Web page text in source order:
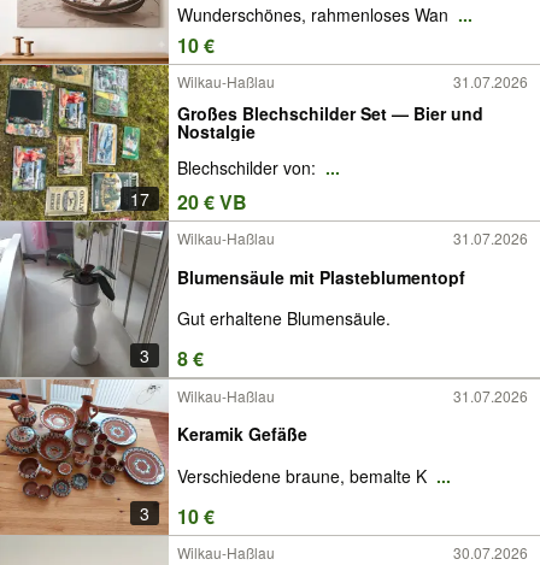
Wunderschönes, rahmenloses Wan ...
10 €
17
Wilkau-Haßlau 31.07.2026
Großes Blechschilder Set — Bier und
Nostalgie
Blechschilder von: ...
20 € VB
3
Wilkau-Haßlau 31.07.2026
Blumensäule mit Plasteblumentopf
Gut erhaltene Blumensäule.
8 €
3
Wilkau-Haßlau 31.07.2026
Keramik Gefäße
Verschiedene braune, bemalte K ...
10 €
Wilkau-Haßlau 30.07.2026